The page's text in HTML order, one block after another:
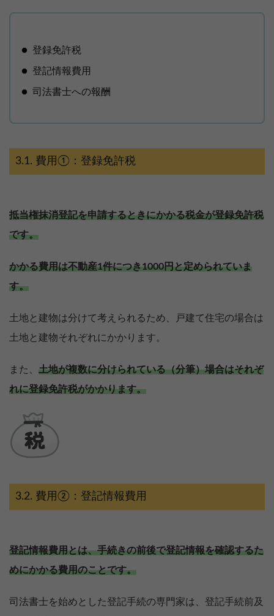
登録免許税
登記情報費用
司法書士への報酬
費用①：登録免許税
抵当権抹消登記を申請するときにかかる税金が登録免許税
です。
かかる費用は不動産1件につき1000円と定められていま
す。
土地と建物は分けて考えられるため、戸建て住宅の場合は
土地と建物それぞれにかかります。
また、 土地が複数に分けられている（分筆）場合はそれぞ
れに登録免許税がかかります。
費用②：登記情報費用
登記情報費用とは、手続きの前後で登記情報を確認するた
めにかかる費用のことです。
司法書士を始めとした登記手続の専門家は、登記手続前及